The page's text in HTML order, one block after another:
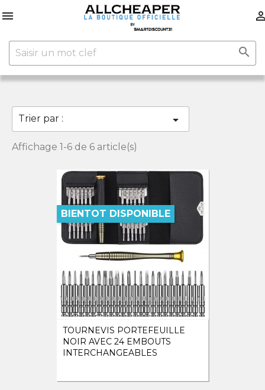


Trier par : 
Affichage 1-6 de 6 article(s)
TOURNEVIS PORTEFEUILLE
NOIR AVEC 24 EMBOUTS
INTERCHANGEABLES
BIENTOT DISPONIBLE